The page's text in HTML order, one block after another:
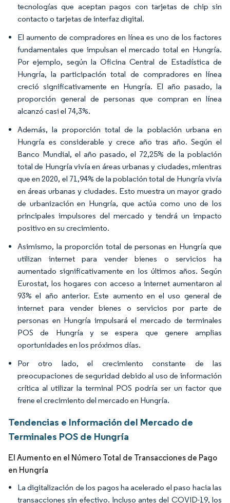
tecnologías que aceptan pagos con tarjetas de chip sin
contacto o tarjetas de interfaz digital.
El aumento de compradores en línea es uno de los factores
fundamentales que impulsan el mercado total en Hungría.
Por ejemplo, según la Oficina Central de Estadística de
Hungría, la participación total de compradores en línea
creció significativamente en Hungría. El año pasado, la
proporción general de personas que compran en línea
alcanzó casi el 74,3%.
Además, la proporción total de la población urbana en
Hungría es considerable y crece año tras año. Según el
Banco Mundial, el año pasado, el 72,25% de la población
total de Hungría vivía en áreas urbanas y ciudades, mientras
que en 2020, el 71,94% de la población total de Hungría vivía
en áreas urbanas y ciudades. Esto muestra un mayor grado
de urbanización en Hungría, que actúa como uno de los
principales impulsores del mercado y tendrá un impacto
positivo en su crecimiento.
Asimismo, la proporción total de personas en Hungría que
utilizan internet para vender bienes o servicios ha
aumentado significativamente en los últimos años. Según
Eurostat, los hogares con acceso a internet aumentaron al
93% el año anterior. Este aumento en el uso general de
internet para vender bienes o servicios por parte de
personas en Hungría impulsará el mercado de terminales
POS de Hungría y se espera que genere amplias
oportunidades en los próximos días.
Por otro lado, el crecimiento constante de las
preocupaciones de seguridad debido al uso de información
crítica al utilizar la terminal POS podría ser un factor que
frene el crecimiento del mercado en Hungría.
Tendencias e Información del Mercado de
Terminales POS de Hungría
El Aumento en el Número Total de Transacciones de Pago
en Hungría
La digitalización de los pagos ha acelerado el paso hacia las
transacciones sin efectivo. Incluso antes del COVID-19, los